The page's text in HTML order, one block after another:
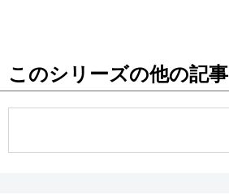
公式SNS
このシリーズの他の記事